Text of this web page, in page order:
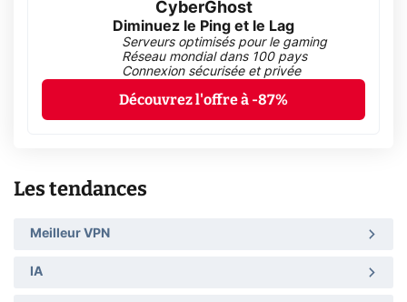
CyberGhost
Diminuez le Ping et le Lag
Serveurs optimisés pour le gaming
Réseau mondial dans 100 pays
Connexion sécurisée et privée
Découvrez l'offre à -87%
Les tendances
Meilleur VPN
IA